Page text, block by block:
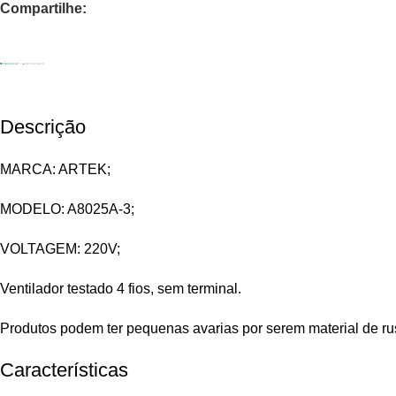
Compartilhe:
Descrição
MARCA: ARTEK;
MODELO: A8025A-3;
VOLTAGEM: 220V;
Ventilador testado 4 fios, sem terminal.
Produtos podem ter pequenas avarias por serem material de
Características